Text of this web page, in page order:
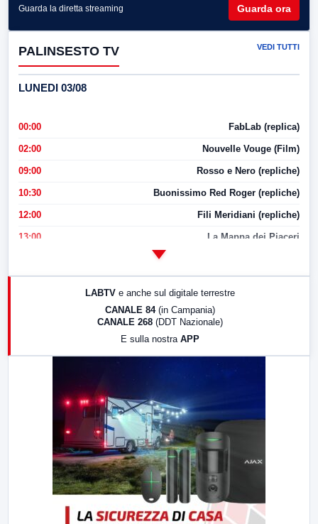
Guarda la diretta streaming Guarda ora
PALINSESTO TV VEDI TUTTI
LUNEDI 03/08
00:00 FabLab (replica)
02:00 Nouvelle Vouge (Film)
09:00 Rosso e Nero (repliche)
10:30 Buonissimo Red Roger (repliche)
12:00 Fili Meridiani (repliche)
13:00 La Mappa dei Piaceri
17:00 LabNews (replica)
LABTV e anche sul digitale terrestre
CANALE 84 (in Campania)
CANALE 268 (DDT Nazionale)
E sulla nostra APP